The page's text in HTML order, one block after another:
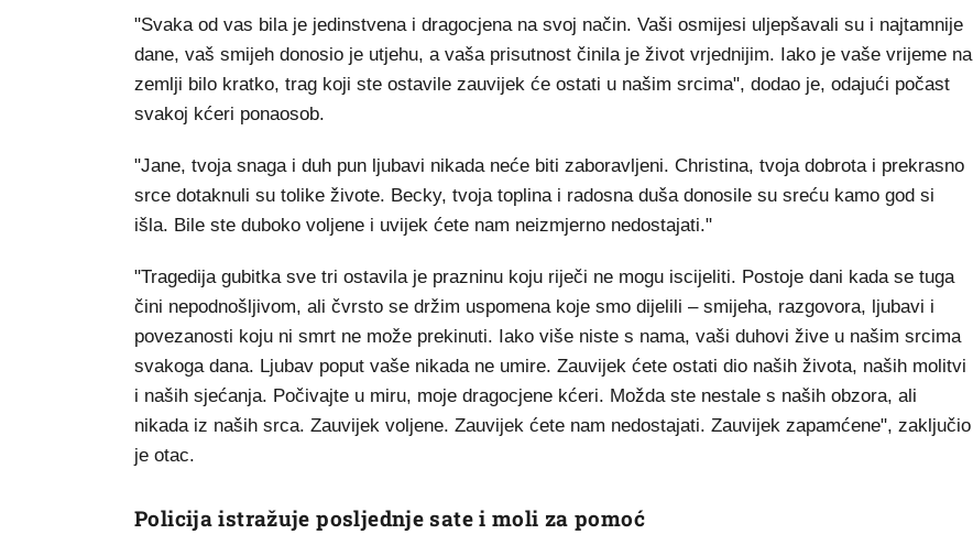
"Svaka od vas bila je jedinstvena i dragocjena na svoj način. Vaši osmijesi uljepšavali su i najtamnije
dane, vaš smijeh donosio je utjehu, a vaša prisutnost činila je život vrjednijim. Iako je vaše vrijeme na
zemlji bilo kratko, trag koji ste ostavile zauvijek će ostati u našim srcima", dodao je, odajući počast
svakoj kćeri ponaosob.
"Jane, tvoja snaga i duh pun ljubavi nikada neće biti zaboravljeni. Christina, tvoja dobrota i prekrasno
srce dotaknuli su tolike živote. Becky, tvoja toplina i radosna duša donosile su sreću kamo god si
išla. Bile ste duboko voljene i uvijek ćete nam neizmjerno nedostajati."
"Tragedija gubitka sve tri ostavila je prazninu koju riječi ne mogu iscijeliti. Postoje dani kada se tuga
čini nepodnošljivom, ali čvrsto se držim uspomena koje smo dijelili – smijeha, razgovora, ljubavi i
povezanosti koju ni smrt ne može prekinuti. Iako više niste s nama, vaši duhovi žive u našim srcima
svakoga dana. Ljubav poput vaše nikada ne umire. Zauvijek ćete ostati dio naših života, naših molitvi
i naših sjećanja. Počivajte u miru, moje dragocjene kćeri. Možda ste nestale s naših obzora, ali
nikada iz naših srca. Zauvijek voljene. Zauvijek ćete nam nedostajati. Zauvijek zapamćene", zaključio
je otac.
Policija istražuje posljednje sate i moli za pomoć